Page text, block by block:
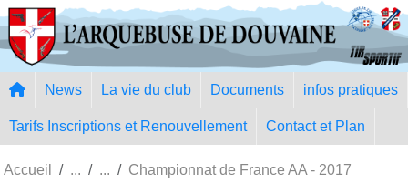
News La vie du club Documents infos pratiques
Tarifs Inscriptions et Renouvellement Contact et Plan
Accueil Championnat de France AA - 2017
Panneau de gestion des cookies